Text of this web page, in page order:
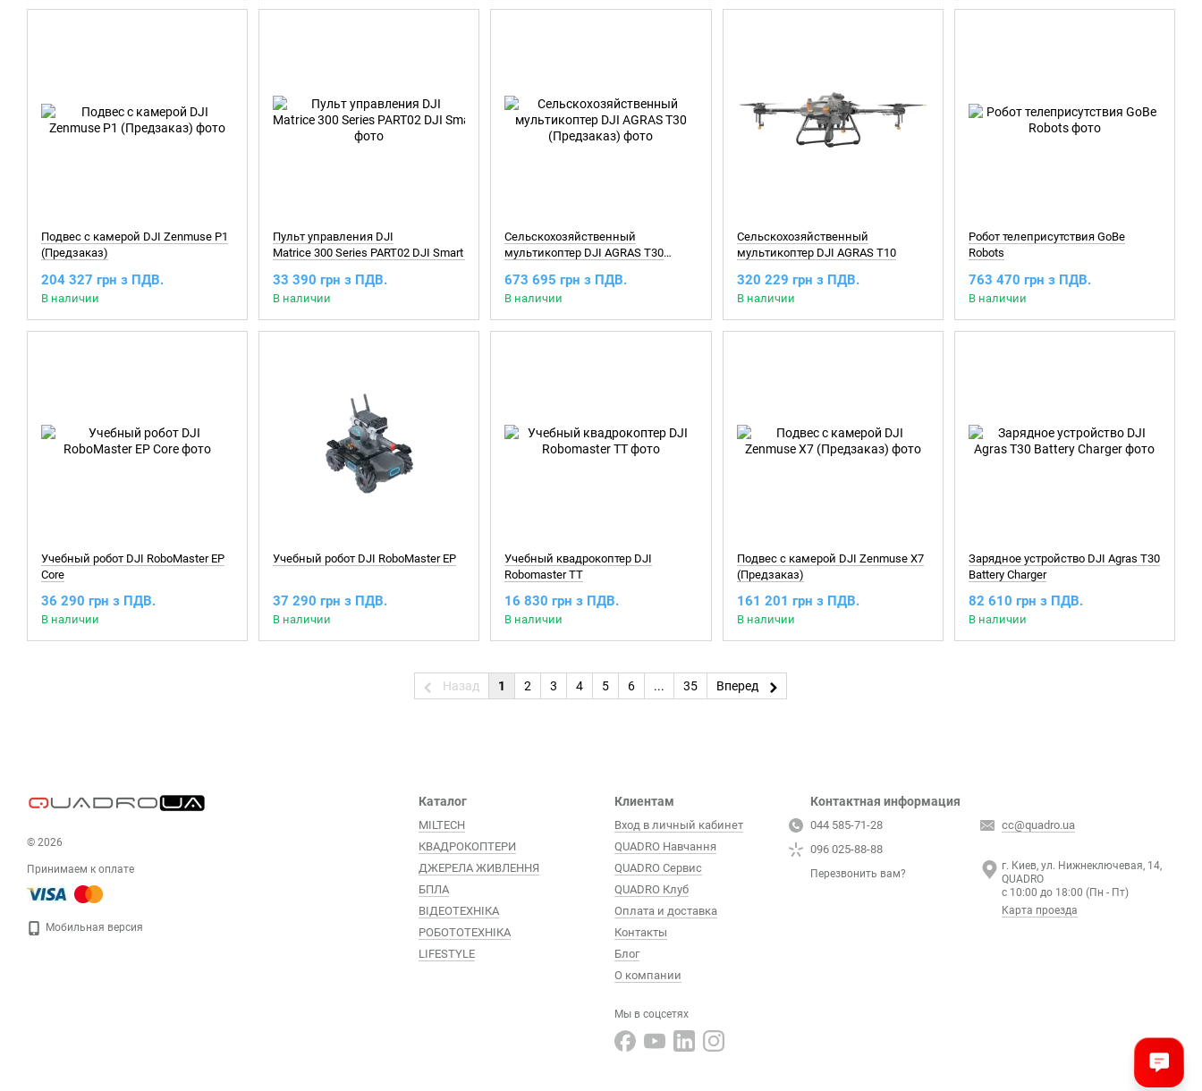
Подвес с камерой DJI Zenmuse P1
(Предзаказ)
204 327 грн з ПДВ.
В наличии
Пульт управления DJI
Matrice 300 Series PART02 DJI Smart Controller Enterprise
33 390 грн з ПДВ.
В наличии
Сельскохозяйственный
мультикоптер DJI AGRAS T30
673 695 грн з ПДВ.
В наличии
Сельскохозяйственный
мультикоптер DJI AGRAS T10
320 229 грн з ПДВ.
В наличии
Робот телеприсутствия GoBe
Robots
763 470 грн з ПДВ.
В наличии
Учебный робот DJI RoboMaster EP
Core
36 290 грн з ПДВ.
В наличии
Учебный робот DJI RoboMaster EP
37 290 грн з ПДВ.
В наличии
Учебный квадрокоптер DJI
Robomaster TT
16 830 грн з ПДВ.
В наличии
Подвес с камерой DJI Zenmuse X7
(Предзаказ)
161 201 грн з ПДВ.
В наличии
Зарядное устройство DJI Agras T30
Battery Charger
82 610 грн з ПДВ.
В наличии
Назад 1 2 3 4 5 6 ... 35 Вперед
© 2026
Принимаем к оплате
Мобильная версия
Каталог
MILTECH
КВАДРОКОПТЕРИ
ДЖЕРЕЛА ЖИВЛЕННЯ
БПЛА
ВІДЕОТЕХНІКА
РОБОТОТЕХНІКА
LIFESTYLE
Клиентам
Вход в личный кабинет
QUADRO Навчання
QUADRO Сервис
QUADRO Клуб
Оплата и доставка
Контакты
Блог
О компании
Мы в соцсетях
Контактная информация
044 585-71-28
096 025-88-88
Перезвонить вам?
cc@quadro.ua
г. Киев, ул. Нижнеключевая, 14,
QUADRO
с 10:00 до 18:00 (Пн - Пт)
Карта проезда